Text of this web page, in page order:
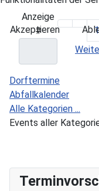
Limite der
Anzeige
#
1
Dorftermine
Abfallkalender
Alle Kategorien ...
Events aller
Akzeptieren